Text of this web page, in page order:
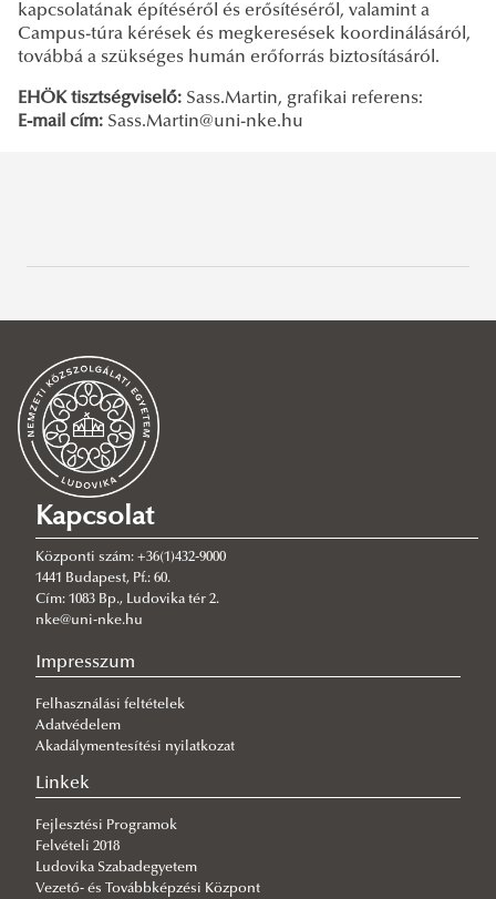
Hallgatói érdekképviselet
EHÖK elnöki köszöntő
Tisztségviselőink
Főbb tevékenységeink
Adminisztráció
Képzésfejlesztés
Gazdasági ügyek
Kollégiumi ügyek
Kommunikáció
Rendezvényszervezés
Sport
Külföldi tanulmányok
Külkapcsolat
Erasmus+ Program
Megjelenés
Hallgatói Önkormányzatok Országos Konferenciája
(HÖOK)
NKE Liga
kapcsolatának építéséről és erősítéséről, valamint a
Campus-túra kérések és megkeresések koordinálásáról,
továbbá a szükséges humán erőforrás biztosításáról.
EHÖK tisztségviselő: Sass.Martin, grafikai referens:
E-mail cím: Sass.Martin@uni-nke.hu
Kapcsolat
Központi szám: +36(1)432-9000
1441 Budapest, Pf.: 60.
Cím: 1083 Bp., Ludovika tér 2.
nke@uni-nke.hu
Impresszum
Felhasználási feltételek
Adatvédelem
Akadálymentesítési nyilatkozat
Linkek
Fejlesztési Programok
Felvételi 2018
Ludovika Szabadegyetem
Vezető- és Továbbképzési Központ